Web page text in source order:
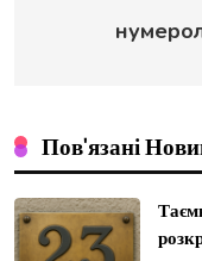
Пов'язані